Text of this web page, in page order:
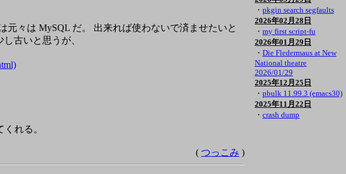
元々は MySQL だ。 出来れば使わないで済ませたいと
古いと思うが、
くれる。
( つっこみ )
・ pkgin search segfaults
2026年02月28日
・ my first script-fu
2026年01月29日
・ Die Fledermaus at New
National theatre
2026/01/29
2025年12月25日
・ pbulk 11.99.3 (emacs30)
2025年11月22日
・ crash dump